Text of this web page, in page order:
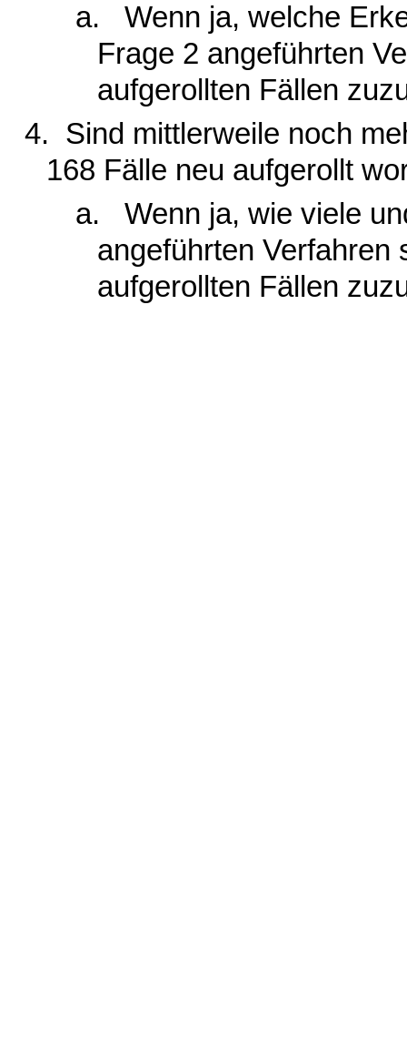
a. Wenn ja, welche
Frage 2 angeführten
aufgerollten Fällen
4. Sind mittlerweile noch
168 Fälle neu aufgerollt
a. Wenn ja, wie viele
angeführten Verfahren
aufgerollten Fällen